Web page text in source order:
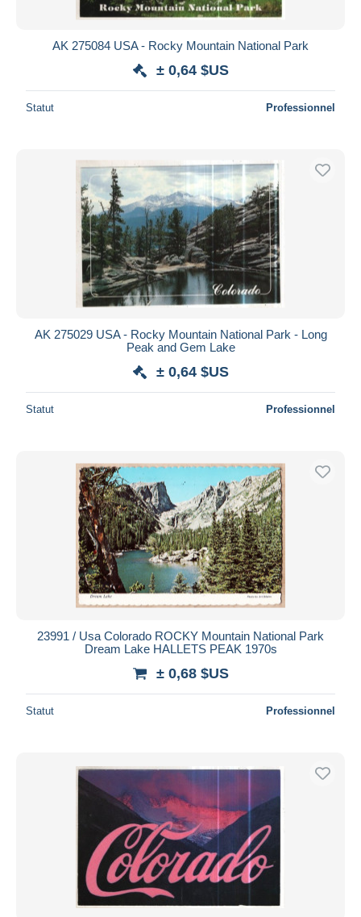
AK 275084 USA - Rocky Mountain National Park
± 0,64 $US
Statut Professionnel
AK 275029 USA - Rocky Mountain National Park - Long
Peak and Gem Lake
± 0,64 $US
Statut Professionnel
23991 / Usa Colorado ROCKY Mountain National Park
Dream Lake HALLETS PEAK 1970s
± 0,68 $US
Statut Professionnel